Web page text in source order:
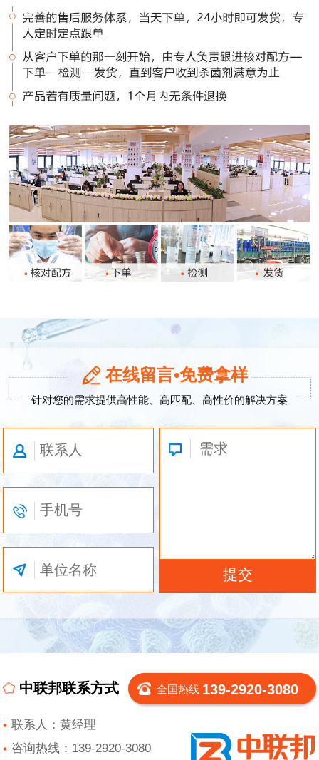
在线留言•免费拿样
针对您的需求提供高性能、高匹配、高性价的解决方案
中联邦联系方式 全国热线 139-2920-3080
联系人：黄经理
咨询热线：139-2920-3080